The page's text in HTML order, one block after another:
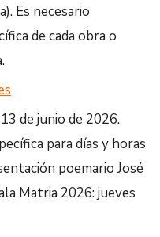
Es necesario
de cada obra o
de junio de 2026.
para días y horas
poemario José
Matria 2026: jueves